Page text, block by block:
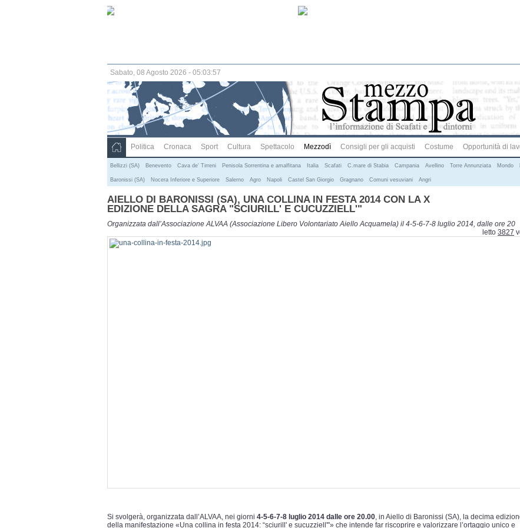
Sabato, 08 Agosto 2026 - 05:03:58
Politica Cronaca Sport Cultura Spettacolo Mezzodì Consigli per gli acquisti Costume Opportunità di
Bellizzi (SA) Benevento Cava de' Tirreni Penisola Sorrentina e amalfitana Italia Scafati C.mare di Stabia Campania Avellino Torre Annunziata Mondo
Baronissi (SA) Nocera Inferiore e Superiore Salerno Agro Napoli Castel San Giorgio Gragnano Comuni vesuviani Angri
AIELLO DI BARONISSI (SA), UNA COLLINA IN FESTA 2014 CON LA X
EDIZIONE DELLA SAGRA "SCIURILL' E CUCUZZIELL'"
Organizzata dall’Associazione ALVAA (Associazione Libero Volontariato Aiello Acquamela) il 4-5-6-7-8 luglio 2014, dalle ore 20
letto 3827
Si svolgerà, organizzata dall’ALVAA, nei giorni 4-5-6-7-8 luglio 2014 dalle ore 20.00, in Aiello di Baronissi (SA), la decima
della manifestazione «Una collina in festa 2014: “sciurill' e sucuzziell'"» che intende far riscoprire e valorizzare l’ortaggio unico e